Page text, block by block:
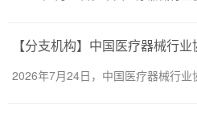
2026年7月24日，中国医疗器械行